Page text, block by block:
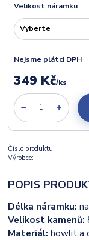
Velikost náramku
Nejsme plátci DPH
349 Kč/ks
Číslo produktu:
Výrobce:
POPIS
Délka náramku:
Velikost kamenů:
Materiál: howlit a